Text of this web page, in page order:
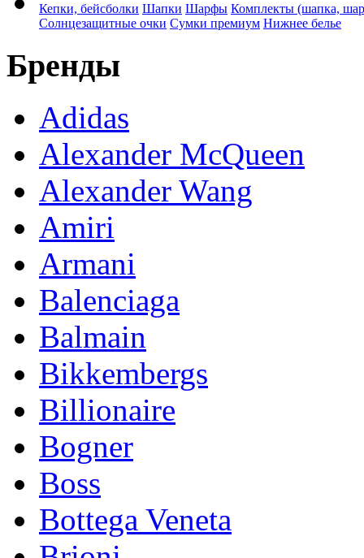
Кепки, бейсболки Шапки Шарфы Комплекты (шапка,
Солнцезащитные очки Сумки премиум Нижнее белье
Бренды
Adidas
Alexander McQueen
Alexander Wang
Amiri
Armani
Balenciaga
Balmain
Bikkembergs
Billionaire
Bogner
Boss
Bottega Veneta